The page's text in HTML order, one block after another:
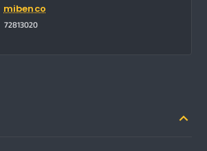
mibenco
72813020